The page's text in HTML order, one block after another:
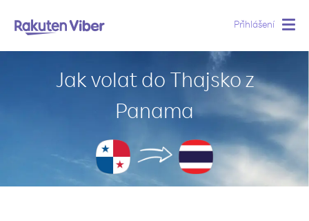
Přihlášení
Jak volat do Thajsko z
Panama